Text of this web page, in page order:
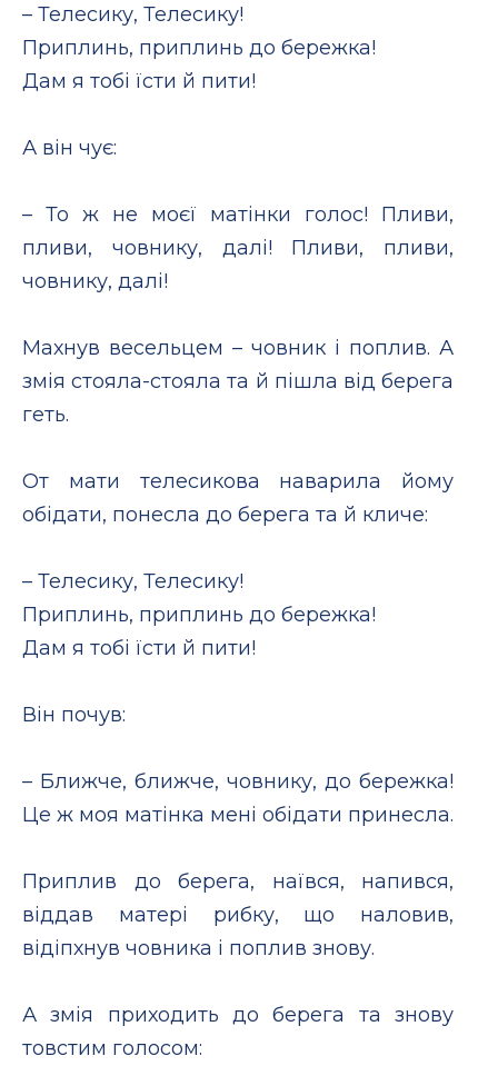
– Телесику, Телесику!
Приплинь, приплинь до бережка!
Дам я тобі їсти й пити!
А він чує:
– То ж не моєї матінки голос! Пливи,
пливи, човнику, далі! Пливи, пливи,
човнику, далі!
Махнув весельцем – човник і поплив. А
змія стояла-стояла та й пішла від берега
геть.
От мати телесикова наварила йому
обідати, понесла до берега та й кличе:
– Телесику, Телесику!
Приплинь, приплинь до бережка!
Дам я тобі їсти й пити!
Він почув:
– Ближче, ближче, човнику, до бережка!
Це ж моя матінка мені обідати принесла.
Приплив до берега, наївся, напився,
віддав матері рибку, що наловив,
відіпхнув човника і поплив знову.
А змія приходить до берега та знову
товстим голосом: